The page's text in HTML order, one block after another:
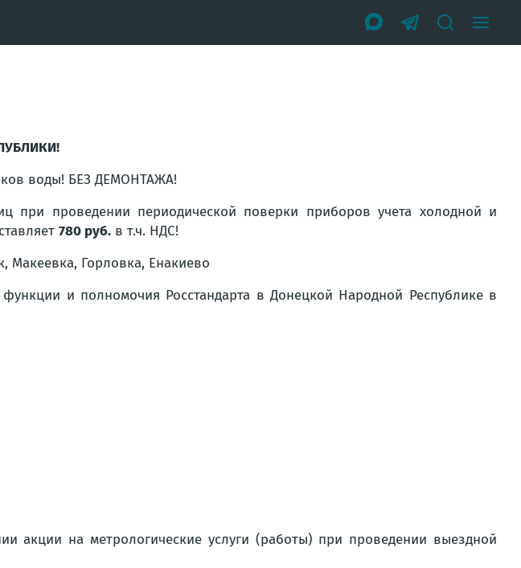
воды! БЕЗ ДЕМОНТАЖА!
при проведении периодической поверки приборов учета холодной и
780 руб. в т.ч. НДС!
Горловка, Енакиево
и полномочия Росстандарта в Донецкой Народной Республике в
на метрологические услуги (работы) при проведении выездной